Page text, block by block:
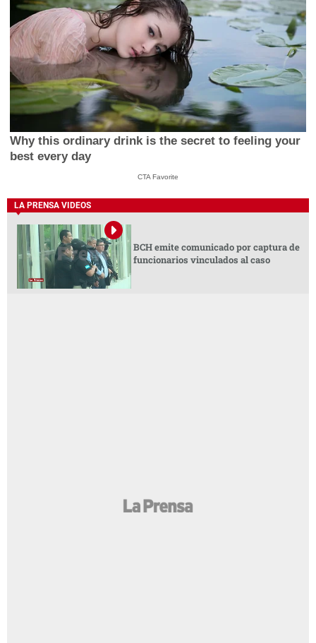
Why this ordinary drink is the secret to feeling your
best every day
CTA Favorite
LA PRENSA VIDEOS
BCH emite comunicado por captura de
funcionarios vinculados al caso